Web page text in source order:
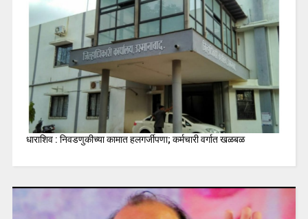
धाराशिव : निवडणुकीच्या कामात हलगर्जीपणा; कर्मचारी वर्गात खळबळ